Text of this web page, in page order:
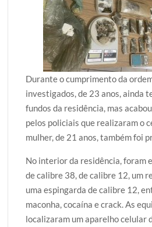
Durante o cumprimento da
investigados, de 23 anos, ainda
fundos da residência, mas
pelos policiais que realizaram o
mulher, de 21 anos, também foi
No interior da residência, foram
de calibre 38, de calibre 12, um
uma espingarda de calibre 12,
maconha, cocaína e crack. As
localizaram um aparelho celular